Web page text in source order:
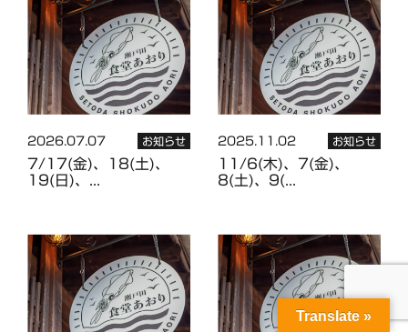
2026.07.07 お知らせ
7/17(金)、18(土)、
19(日)、...
2025.11.02 お知らせ
11/6(木)、7(金)、
8(土)、9(...
Translate »